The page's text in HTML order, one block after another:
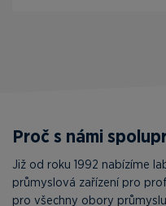
Proč s námi
Již od roku 1992 nabízíme
průmyslová zařízení pro
pro všechny obory